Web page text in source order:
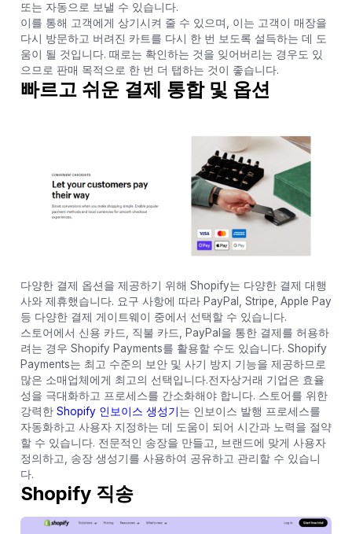
또는 자동으로 보낼 수 있습니다.
이를 통해 고객에게 상기시켜 줄 수 있으며, 이는 고객이 매장을
다시 방문하고 버려진 카트를 다시 한 번 보도록 설득하는 데 도
움이 될 것입니다. 때로는 확인하는 것을 잊어버리는 경우도 있
으므로 판매 목적으로 한 번 더 탭하는 것이 좋습니다.
빠르고 쉬운 결제 통합 및 옵션
다양한 결제 옵션을 제공하기 위해 Shopify는 다양한 결제 대행
사와 제휴했습니다. 요구 사항에 따라 PayPal, Stripe, Apple Pay
등 다양한 결제 게이트웨이 중에서 선택할 수 있습니다.
스토어에서 신용 카드, 직불 카드, PayPal을 통한 결제를 허용하
려는 경우 Shopify Payments를 활용할 수도 있습니다. Shopify
Payments는 최고 수준의 보안 및 사기 방지 기능을 제공하므로
많은 소매업체에게 최고의 선택입니다.전자상거래 기업은 효율
성을 극대화하고 프로세스를 간소화해야 합니다. 스토어를 위한
강력한 Shopify 인보이스 생성기는 인보이스 발행 프로세스를
자동화하고 사용자 지정하는 데 도움이 되어 시간과 노력을 절약
할 수 있습니다. 전문적인 송장을 만들고, 브랜드에 맞게 사용자
정의하고, 송장 생성기를 사용하여 공유하고 관리할 수 있습니
다.
Shopify 직송